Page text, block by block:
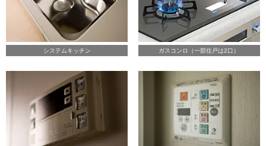
システムキッチン ガスコンロ（一部住戸は2口）